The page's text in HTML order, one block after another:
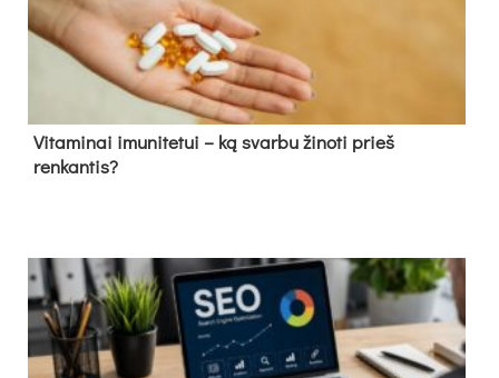
Vitaminai imunitetui – ką svarbu žinoti prieš
renkantis?